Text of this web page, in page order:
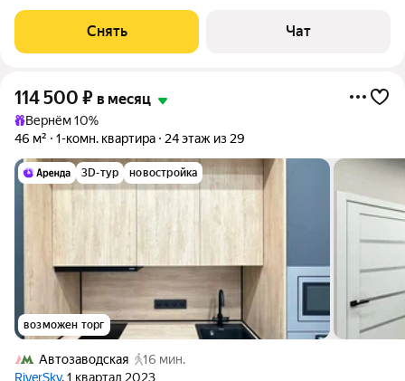
Стиральная машина Холодильник Посудомоечная машина
Снять Чат
114 500 ₽ в месяц
Вернём 10%
46 м²
1-комн. квартира 24 этаж из 29
3D-тур новостройка
возможен торг
Автозаводская
16 мин.
RiverSky, 1 квартал 2023